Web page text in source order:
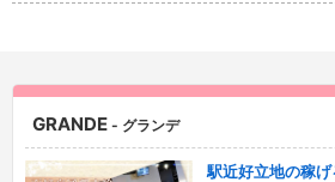
GRANDE - グランデ
駅近好立地の稼